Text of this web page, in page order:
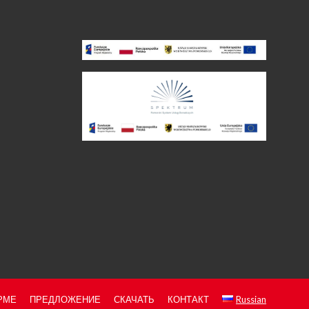
ПРЕДЛОЖЕНИЕ СКАЧАТЬ КОНТАКТ Russian